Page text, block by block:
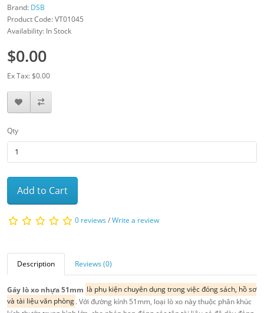
Brand: DSB
Product Code: VT01045
Availability: In Stock
$0.00
Ex Tax: $0.00
Qty
Add to Cart
0 reviews/Write a review
Description Reviews (0)
Gáy lò xo nhựa 51mm là phụ kiện chuyên dụng trong việc đóng sách, hồ sơ
và tài liệu văn phòng. Với đường kính 51mm, loại lò xo này thuộc phân khúc